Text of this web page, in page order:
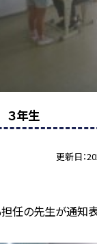
３年生
更新日
任の先生が通知